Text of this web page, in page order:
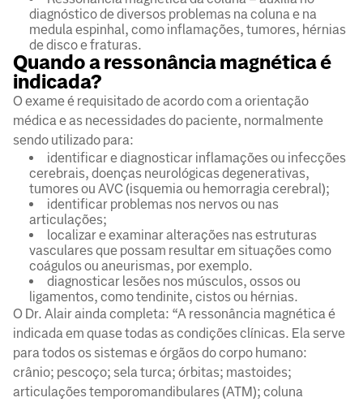
diagnóstico de diversos problemas na coluna e na
medula espinhal, como inflamações, tumores, hérnias
de disco e fraturas.
Quando a ressonância magnética é
indicada?
O exame é requisitado de acordo com a orientação
médica e as necessidades do paciente, normalmente
sendo utilizado para:
identificar e diagnosticar inflamações ou infecções
cerebrais, doenças neurológicas degenerativas,
tumores ou AVC (isquemia ou hemorragia cerebral);
identificar problemas nos nervos ou nas
articulações;
localizar e examinar alterações nas estruturas
vasculares que possam resultar em situações como
coágulos ou aneurismas, por exemplo.
diagnosticar lesões nos músculos, ossos ou
ligamentos, como tendinite, cistos ou hérnias.
O Dr. Alair ainda completa: “A ressonância magnética é
indicada em quase todas as condições clínicas. Ela serve
para todos os sistemas e órgãos do corpo humano:
crânio; pescoço; sela turca; órbitas; mastoides;
articulações temporomandibulares (ATM); coluna